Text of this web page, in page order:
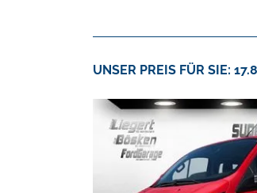
UNSER PREIS FÜR SIE: